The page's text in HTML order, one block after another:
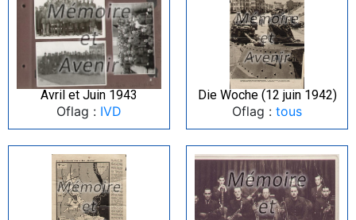
Avril et Juin 1943
Oflag : IVD
Die Woche (12 juin 1942)
Oflag : tous